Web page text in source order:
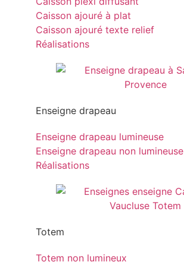
Caisson ajouré à plat
Caisson ajouré texte relief
Réalisations
Enseigne drapeau
Enseigne drapeau lumineuse
Enseigne drapeau non lumineuse
Réalisations
Totem
Totem non lumineux